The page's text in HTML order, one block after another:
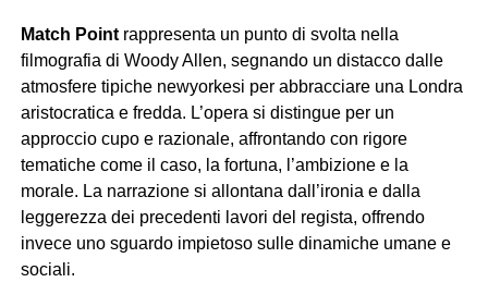
Match Pointrappresenta un punto di svolta nella
filmografia di Woody Allen, segnando un distacco dalle
atmosfere tipiche newyorkesi per abbracciare una Londra
aristocratica e fredda. L’opera si distingue per un
approccio cupo e razionale, affrontando con rigore
tematiche come il caso, la fortuna, l’ambizione e la
morale. La narrazione si allontana dall’ironia e dalla
leggerezza dei precedenti lavori del regista, offrendo
invece uno sguardo impietoso sulle dinamiche umane e
sociali.